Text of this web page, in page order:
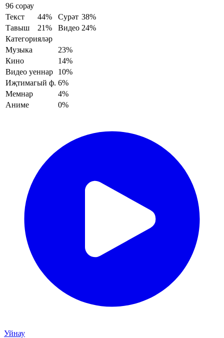
96 сорау
Текст
44% Сурәт 38%
Тавыш
21% Видео 24%
Категорияләр
Музыка
23%
Кино
14%
Видео уеннар
10%
Иҗтимагый ф. 6%
Мемнар
4%
Аниме
0%
Уйнау